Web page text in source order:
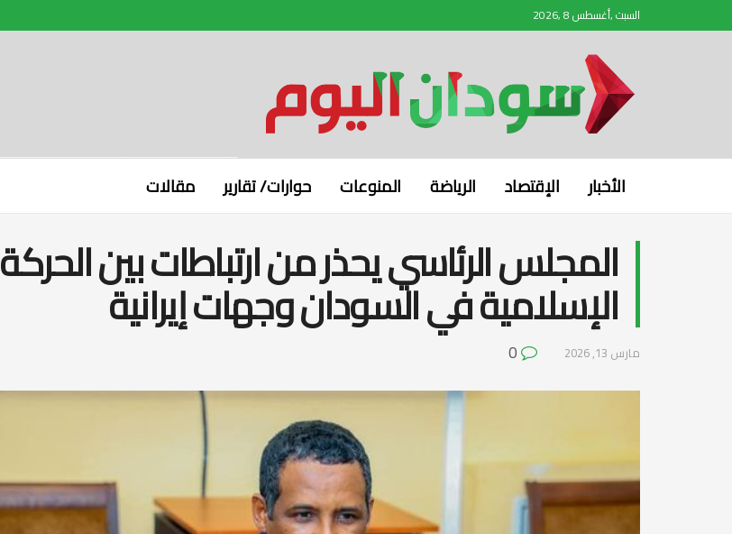
السبت ,أغسطس 8 ,2026
الأخبار الإقتصاد الرياضة المنوعات حوارات/ تقارير مقالات
المجلس الرئاسي يحذر من ارتباطات بين الحركة
الإسلامية في السودان وجهات إيرانية
مارس 13, 2026